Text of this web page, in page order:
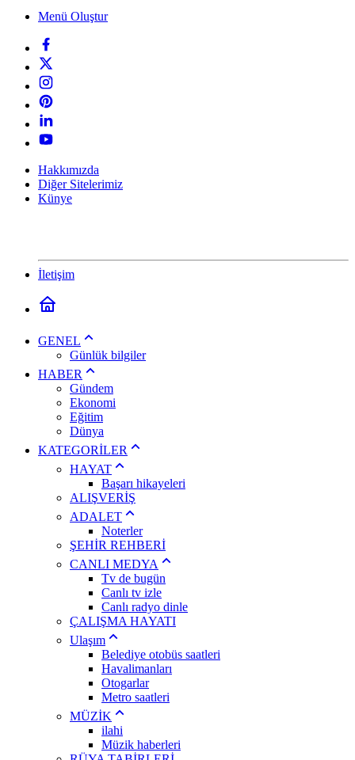
Menü Oluştur
Hakkımızda
Diğer Sitelerimiz
Künye
İletişim
GENEL
Günlük bilgiler
HABER
Gündem
Ekonomi
Eğitim
Dünya
KATEGORİLER
HAYAT
Başarı hikayeleri
ALIŞVERİŞ
ADALET
Noterler
ŞEHİR REHBERİ
CANLI MEDYA
Tv de bugün
Canlı tv izle
Canlı radyo dinle
ÇALIŞMA HAYATI
Ulaşım
Belediye otobüs saatleri
Havalimanları
Otogarlar
Metro saatleri
MÜZİK
ilahi
Müzik haberleri